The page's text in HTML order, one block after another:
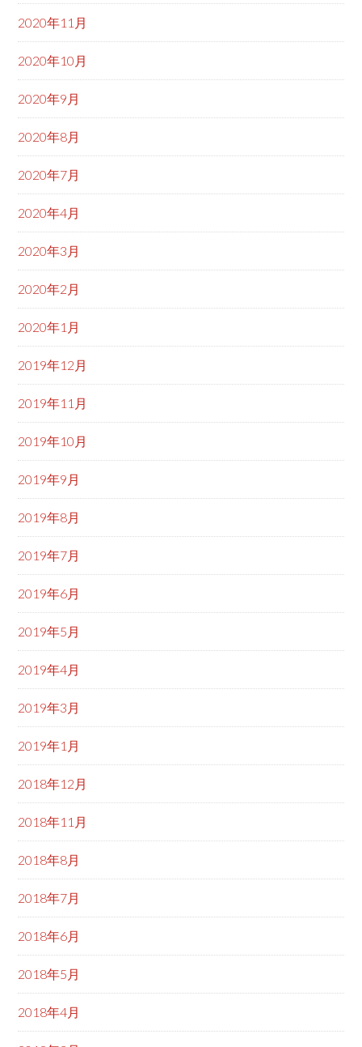
2020年11月
2020年10月
2020年9月
2020年8月
2020年7月
2020年4月
2020年3月
2020年2月
2020年1月
2019年12月
2019年11月
2019年10月
2019年9月
2019年8月
2019年7月
2019年6月
2019年5月
2019年4月
2019年3月
2019年1月
2018年12月
2018年11月
2018年8月
2018年7月
2018年6月
2018年5月
2018年4月